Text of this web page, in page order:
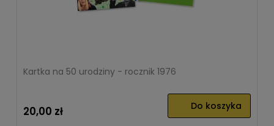
Kartka na 50 urodziny - rocznik 1976
20,00 zł Do koszyka